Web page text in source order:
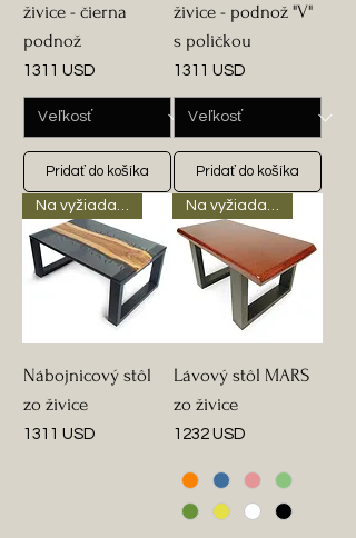
živice - čierna
podnož
Cena
1311 USD
Pridať do košíka
živice - podnož "V"
s poličkou
Cena
1311 USD
Pridať do košíka
Na vyžiadanie
Nábojnicový stôl
zo živice
Cena
1311 USD
Na vyžiadanie
Lávový stôl MARS
zo živice
Cena
1232 USD